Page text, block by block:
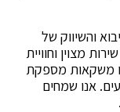
והשיווק של
מצוין וחוויית
משקאות מספקת
אנו שמחים